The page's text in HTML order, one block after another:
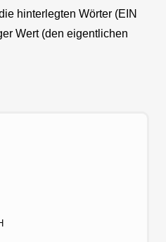
hinterlegten Wörter (EIN
Wert (den eigentlichen